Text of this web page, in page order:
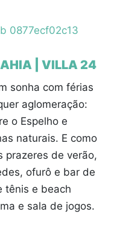
| VILLA 24
sonha com férias
aglomeração:
o Espelho e
naturais. E como
prazeres de verão,
ofurô e bar de
tênis e beach
e sala de jogos.